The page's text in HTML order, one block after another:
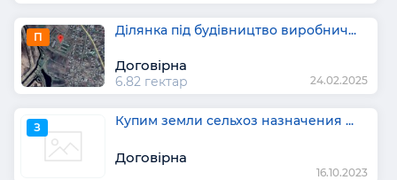
П Ділянка під будівництво виробнич...
Договірна
6.82 гектар 24.02.2025
З Купим земли сельхоз назначения ...
Договірна
16.10.2023